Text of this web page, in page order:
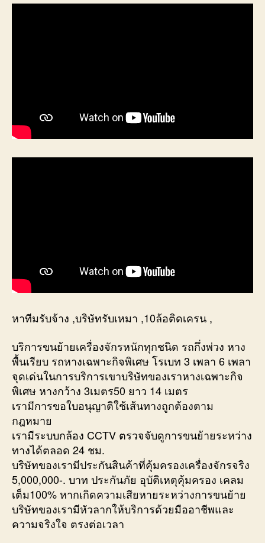
หาทีมรับจ้าง ,บริษัทรับเหมา ,10ล้อติดเครน ,
บริการขนย้ายเครื่องจักรหนักทุกชนิด รถกึ่งพ่วง หาง
พื้นเรียบ รถหางเฉพาะกิจพิเศษ โรเบท 3 เพลา 6 เพลา
จุดเด่นในการบริการเขาบริษัทของเราหางเฉพาะกิจ
พิเศษ หางกว้าง 3เมตร50 ยาว 14 เมตร
เรามีการขอใบอนุญาติใช้เส้นทางถูกต้องตาม
กฎหมาย
เรามีระบบกล้อง CCTV ตรวจจับดูการขนย้ายระหว่าง
ทางได้ตลอด 24 ชม.
บริษัทของเรามีประกันสินค้าที่คุ้มครองเครื่องจักรจริง
5,000,000-. บาท ประกันภัย อุบัติเหตุคุ้มครอง เคลม
เต็ม100% หากเกิดความเสียหายระหว่างการขนย้าย
บริษัทของเรามีหัวลากให้บริการด้วยมืออาชีพและ
ความจริงใจ ตรงต่อเวลา